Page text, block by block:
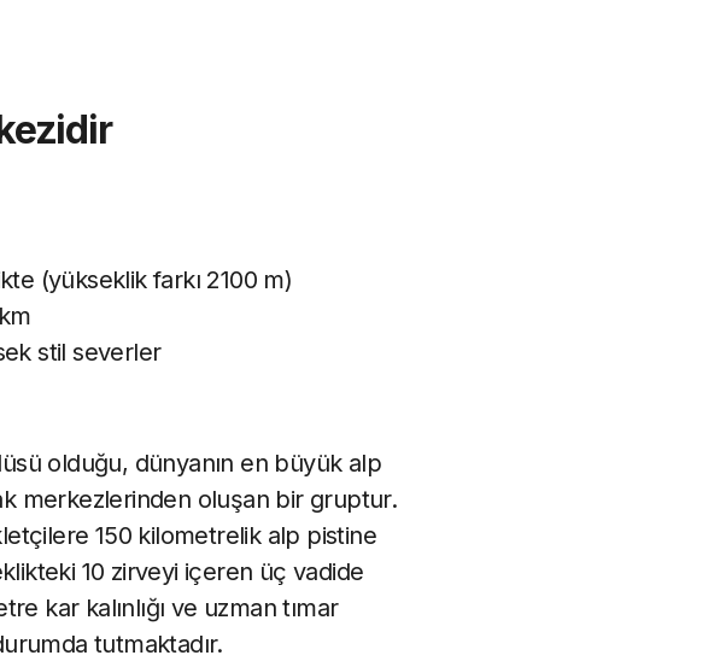
(yükseklik farkı 2100 m)
stil severler
olduğu, dünyanın en büyük alp
merkezlerinden oluşan bir gruptur.
150 kilometrelik alp pistine
10 zirveyi içeren üç vadide
kar kalınlığı ve uzman tımar
tutmaktadır.